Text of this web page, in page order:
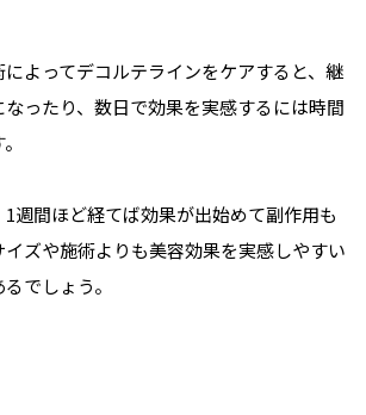
よってデコルテラインをケアすると、継
ったり、数日で効果を実感するには時間
週間ほど経てば効果が出始めて副作用も
ズや施術よりも美容効果を実感しやすい
でしょう。